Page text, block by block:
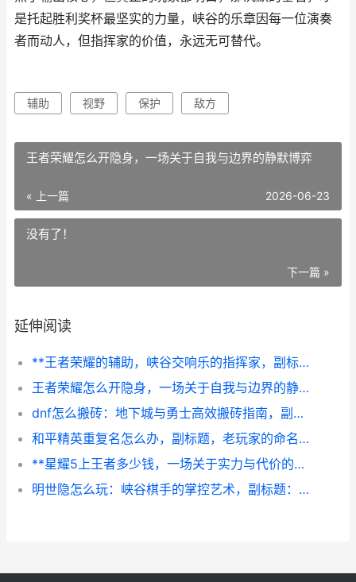
是托起胜利奖杯最坚实的力量，峡谷的乐章因每一位演奏
者而动人，但指挥家的价值，永远无可替代。
辅助 视野 保护 敌方
王者荣耀怎么开隐身，一场关于自我与边界的静默博弈
« 上一篇 2026-06-23
没有了！
下一篇 »
延伸阅读
**王者荣耀的辅助，峡谷交响乐的指挥家，副标题，沉默基石与胜利引擎**
王者荣耀怎么开隐身，一场关于自我与边界的静默博弈
dnf怎么搬砖：地下城与勇士高效搬砖指南，副标题：从入门到精通的收益之道
和平精英重复名怎么办，副标题，老玩家的命名智慧与实战心得
**星耀5上王者多少钱，一场关于实力与代价的思考**
明世隐怎么玩：峡谷棋手的掌控艺术，副标题：以线为谋以局制胜